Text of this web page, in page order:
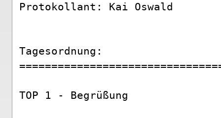
Protokollant: Kai Oswald
Tagesordnung:
TOP 1 - Begrüßung